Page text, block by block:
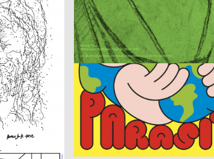
CH
2021
Balmer Hählen
Foreign Agent – Live Bold
CH
2021
Atelier Bundi AG
Edgar
CH
2021